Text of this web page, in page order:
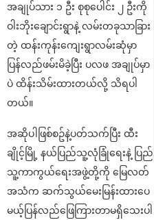
အချုပ်သား ၁ ဦး စုစုပေါင်း ၂ ဦးကို
ဝါးဘိုးချောင်းရွာနဲ့ လမ်းတခုသာခြား
တဲ့ ထန်းကုန်းကျေးရွာလမ်းဆုံမှာ
ပြန်လည်ဖမ်းမိခဲ့ပြီး ပလဖ အချုပ်မှာ
ပဲ ထိန်းသိမ်းထားတယ်လို့ သိရပါ
တယ်။
အဆိုပါဖြစ်စဥ်နဲ့ပတ်သက်ပြီး ထီး
ချိုင့်မြို့ နယ်ပြည်သူ့လုံခြုံရေးနဲ့ ပြည်
သူ့ကာကွယ်ရေးအဖွဲ့တို့ကို မြေလတ်
အသံက ဆက်သွယ်မေးမြန်းထားပေ
မယ့်ပြန်လည်ဖြေကြားတာမရှိသေးပါ